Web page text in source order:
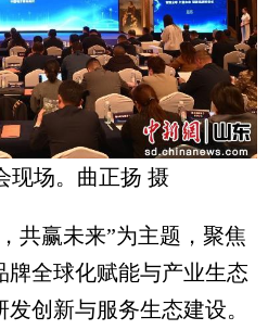
现场。曲正扬 摄
赢未来”为主题，聚焦
牌全球化赋能与产业生态
创新与服务生态建设。